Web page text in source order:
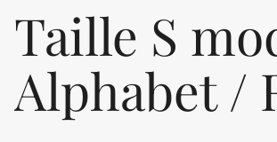
Taille S
Alphabet /